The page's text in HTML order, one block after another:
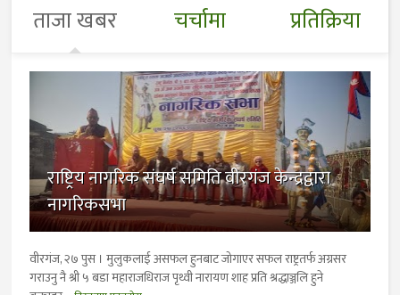
ताजा खबर चर्चामा प्रतिक्रिया
राष्ट्रिय नागरिक संघर्ष समिति वीरगंज केन्द्रद्वारा
नागरिकसभा
वीरगंज, २७ पुस । मुलुकलाई असफल हुनबाट जोगाएर सफल राष्ट्रतर्फ अग्रसर
गराउनु नै श्री ५ बडा महाराजधिराज पृथ्वी नारायण शाह प्रति श्रद्धाञ्जलि हुने